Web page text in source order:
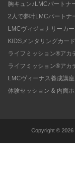
胸キュン♪LMCパートナ
2人で夢叶LMCパートナ
LMCヴィジョナリーカ
KIDSメンタリングカー
ライフミッション®︎アカ
ライフミッション®︎アカ
LMCヴィーナス養成講座
体験セッション & 内面
Copyright © 2026